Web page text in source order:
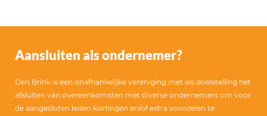
Aansluiten als ondernemer?
Den Brink is een onafhankelijke vereniging met als doelstelling het
afsluiten van overeenkomsten met diverse ondernemers om voor
de aangesloten leden kortingen en/of extra voordelen te